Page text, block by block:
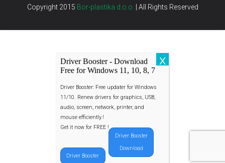
X
Driver Booster - Download
Free for Windows 11, 10, 8, 7
Driver Booster: Free updater for Windows
11/10. Renew drivers for graphics, USB,
audio, screen, network, printer, and
mouse efficiently.!
Get it now for FREE !
Driver Booster
Driver Booster
Download
Copyright 2015 Bor-plastika d.o.o. | All Rights Reserved